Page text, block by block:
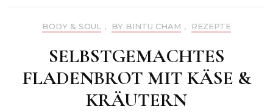
BODY & SOUL , BY BINTU CHAM , REZEPTE
SELBSTGEMACHTES
FLADENBROT MIT KÄSE &
KRÄUTERN